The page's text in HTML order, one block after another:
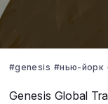
#genesis #нью-йорк
Genesis Global